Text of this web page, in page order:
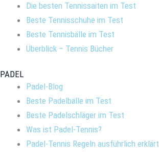
Die besten Tennissaiten im Test
Beste Tennisschuhe im Test
Beste Tennisbälle im Test
Überblick – Tennis Bücher
PADEL
Padel-Blog
Beste Padelbälle im Test
Beste Padelschläger im Test
Was ist Padel-Tennis?
Padel-Tennis Regeln ausführlich erklärt